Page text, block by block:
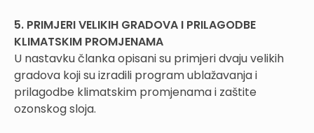
5. PRIMJERI VELIKIH GRADOVA I PRILAGODBE
KLIMATSKIM PROMJENAMA
U nastavku članka opisani su primjeri dvaju velikih
gradova koji su izradili program ublažavanja i
prilagodbe klimatskim promjenama i zaštite
ozonskog sloja.